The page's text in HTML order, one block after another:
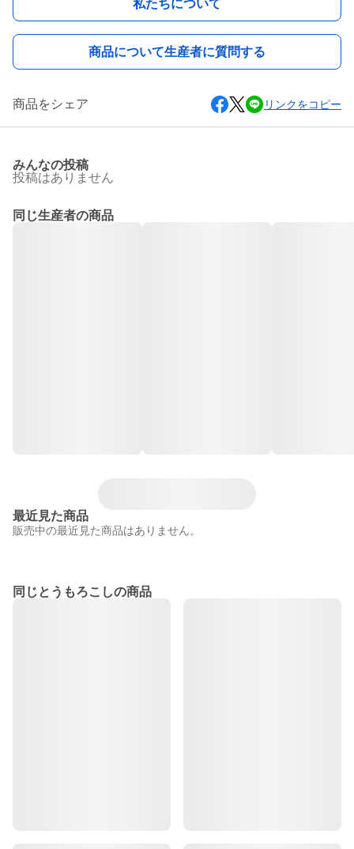
私たちについて
商品について生産者に質問する
商品をシェア リンクをコピー
みんなの投稿
投稿はありません
同じ生産者の商品
最近見た商品
販売中の最近見た商品はありません。
同じとうもろこしの商品